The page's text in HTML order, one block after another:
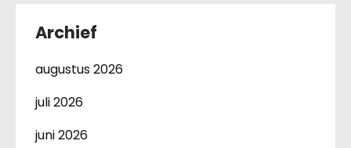
Archief
augustus 2026
juli 2026
juni 2026